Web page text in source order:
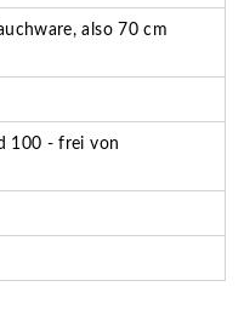
also 70 cm
100 - frei von